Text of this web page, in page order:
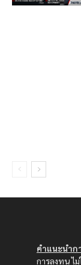
คำแนะนำก
การลงทุน ไ